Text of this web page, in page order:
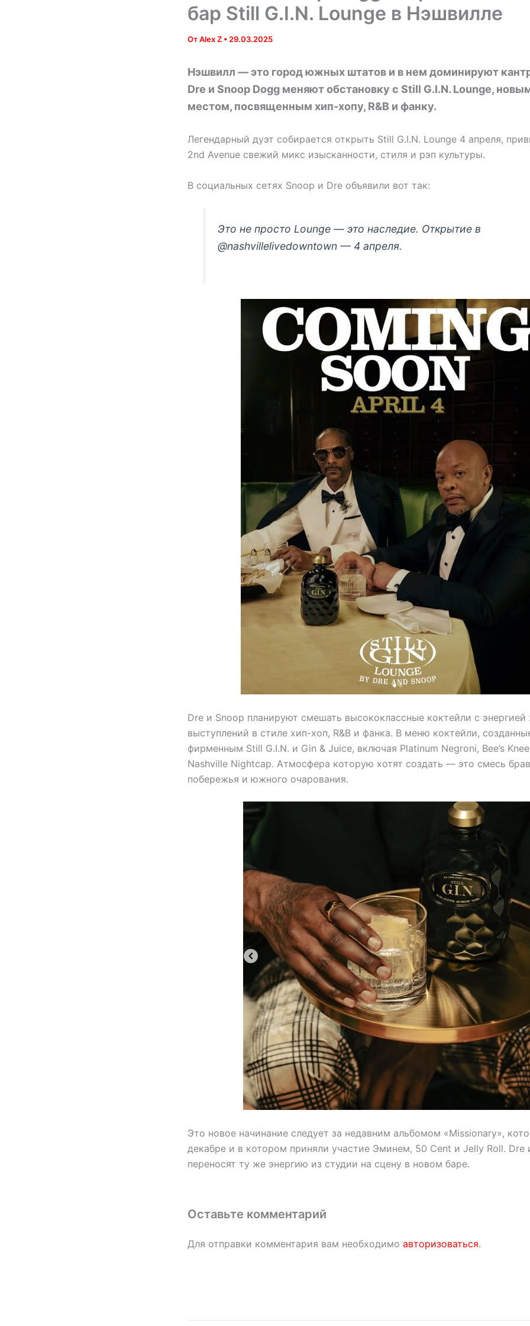
бар Still G.I.N. Lounge в Нэшвилле
ОтAlex Z • 29.03.2025
Нэшвилл — это город южных штатов и в нем доминируют
Dre и Snoop Dogg меняют обстановку с Still G.I.N. Lounge,
местом, посвященным хип-хопу, R&B и фанку.
Легендарный дуэт собирается открыть Still G.I.N. Lounge 4 апреля,
2nd Avenue свежий микс изысканности, стиля и рэп культуры.
В социальных сетях Snoop и Dre объявили вот так:
Это не просто Lounge — это наследие. Открытие в
@nashvillelivedowntown — 4 апреля.
Dre и Snoop планируют смешать высококлассные коктейли с
выступлений в стиле хип-хоп, R&B и фанка. В меню коктейли,
фирменным Still G.I.N. и Gin & Juice, включая Platinum Negroni, Bee’s
Nashville Nightcap. Атмосфера которую хотят создать — это смесь
побережья и южного очарования.
Это новое начинание следует за недавним альбомом «Missionary»,
декабре и в котором приняли участие Эминем, 50 Cent и Jelly Roll. Dre
переносят ту же энергию из студии на сцену в новом баре.
Оставьте комментарий
Для отправки комментария вам необходимо авторизоваться.